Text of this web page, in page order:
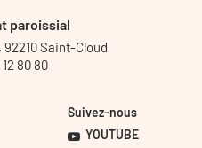
paroissial
92210 Saint-Cloud
12 80 80
Suivez-nous
YOUTUBE